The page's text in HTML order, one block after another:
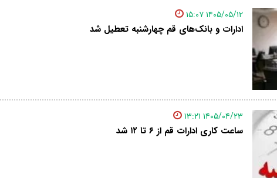
۱۴۰۵/۰۵/۱۲ ۱۵:۰۷
ادارات و بانک‌های قم چهارشنبه تعطیل شد
۱۴۰۵/۰۴/۲۳ ۱۳:۲۱
ساعت کاری ادارات قم از ۶ تا ۱۲ شد